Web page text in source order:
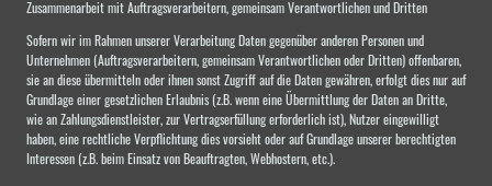
Zusammenarbeit mit Auftragsverarbeitern, gemeinsam Verantwortlichen und Dritten
Sofern wir im Rahmen unserer Verarbeitung Daten gegenüber anderen Personen und
Unternehmen (Auftragsverarbeitern, gemeinsam Verantwortlichen oder Dritten) offenbaren,
sie an diese übermitteln oder ihnen sonst Zugriff auf die Daten gewähren, erfolgt dies nur auf
Grundlage einer gesetzlichen Erlaubnis (z.B. wenn eine Übermittlung der Daten an Dritte,
wie an Zahlungsdienstleister, zur Vertragserfüllung erforderlich ist), Nutzer eingewilligt
haben, eine rechtliche Verpflichtung dies vorsieht oder auf Grundlage unserer berechtigten
Interessen (z.B. beim Einsatz von Beauftragten, Webhostern, etc.).